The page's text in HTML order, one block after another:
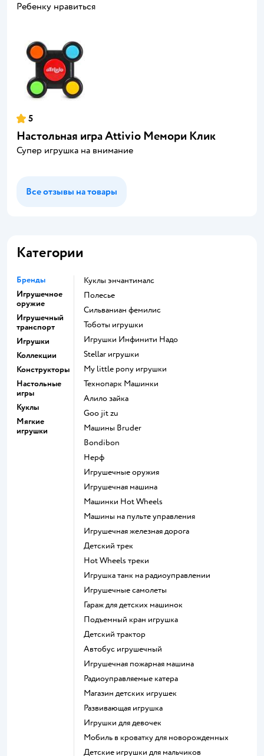
Ребенку нравиться
5
Настольная игра Attivio Мемори Клик
Супер игрушка на внимание
Все отзывы на товары
Категории
Бренды
Игрушечное
оружие
Игрушечный
транспорт
Игрушки
Коллекции
Конструкторы
Настольные
игры
Куклы
Мягкие
игрушки
Куклы энчантималс
Полесье
Сильваниан фемилис
Тоботы игрушки
Игрушки Инфинити Надо
Stellar игрушки
my little pony игрушки
Технопарк Машинки
Алило зайка
Goo jit zu
Машины Bruder
Bondibon
Нерф
Игрушечные оружия
Игрушечная машина
Машинки Hot Wheels
Машины на пульте управления
Игрушечная железная дорога
Детский трек
Hot Wheels треки
Игрушка танк на радиоуправлении
Игрушечные самолеты
Гараж для детских машинок
Подъемный кран игрушка
Детский трактор
Автобус игрушечный
Игрушечная пожарная машина
Радиоуправляемые катера
Магазин детских игрушек
Развивающая игрушка
Игрушки для девочек
Мобиль в кроватку для новорожденных
Детские игрушки для мальчиков